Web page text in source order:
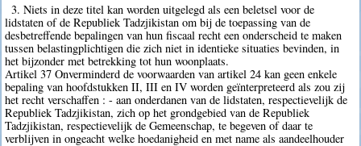
3. Niets in deze titel kan worden uitgelegd als een beletsel voor de
lidstaten of de Republiek Tadzjikistan om bij de toepassing van de
desbetreffende bepalingen van hun fiscaal recht een onderscheid te maken
tussen belastingplichtigen die zich niet in identieke situaties bevinden, in
het bijzonder met betrekking tot hun woonplaats.
Artikel 37 Onverminderd de voorwaarden van artikel 24 kan geen enkele
bepaling van hoofdstukken II, III en IV worden geïnterpreteerd als zou zij
het recht verschaffen : - aan onderdanen van de lidstaten, respectievelijk de
Republiek Tadzjikistan, zich op het grondgebied van de Republiek
Tadzjikistan, respectievelijk de Gemeenschap, te begeven of daar te
verblijven in ongeacht welke hoedanigheid en met name als aandeelhouder